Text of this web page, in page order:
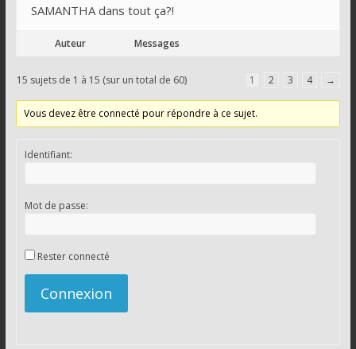
SAMANTHA dans tout ça?!
Auteur Messages
15 sujets de 1 à 15 (sur un total de 60) 1 2 3 4 →
Vous devez être connecté pour répondre à ce sujet.
Identifiant:
Mot de passe:
Rester connecté
Connexion